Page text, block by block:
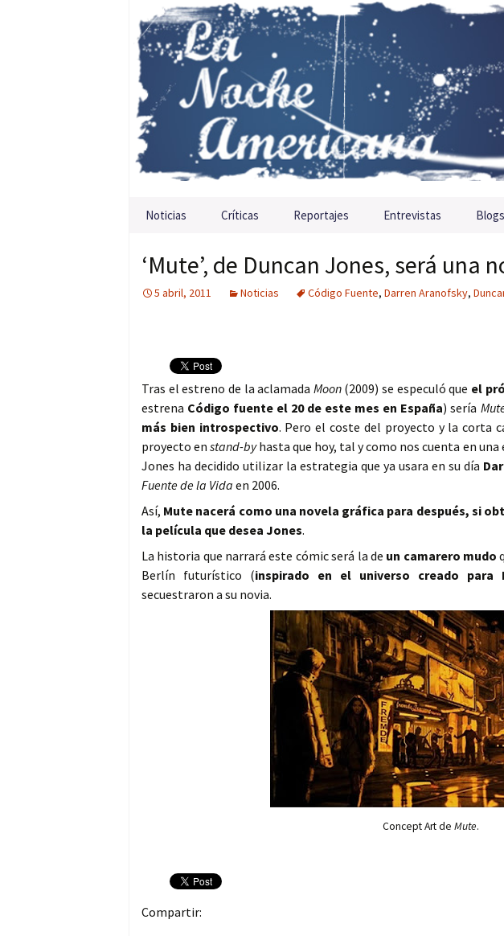
Saltar al contenido
Noticias Críticas Reportajes Entrevistas Blogs
‘Mute’, de Duncan Jones, será una
5 abril, 2011 Noticias Código Fuente, Darren Aranofsky,
Tras el estreno de la aclamada Moon (2009) se especuló que el
estrena Código fuente el 20 de este mes en España) sería
más bien introspectivo. Pero el coste del proyecto y la corta
proyecto enstand-byhasta que hoy, tal y como nos cuenta en
Jones ha decidido utilizar la estrategia que ya usara en su día
Fuente de la Vida en 2006.
Así, Mute nacerá como una novela gráfica para después, si
la película que desea Jones.
La historia que narrará este cómic será la de un camarero mudo
Berlín futurístico (inspirado en el universo creado para
secuestraron a su novia.
Concept Art deMute.
Compartir: